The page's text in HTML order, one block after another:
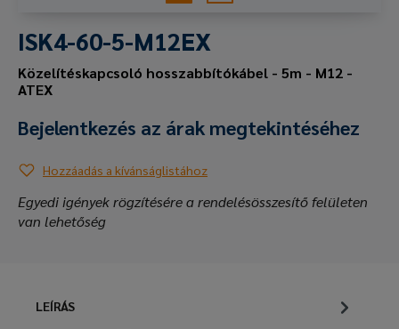
ISK4-60-5-M12EX
Közelítéskapcsoló hosszabbítókábel - 5m - M12 -
ATEX
Bejelentkezés az árak megtekintéséhez
Hozzáadás a kívánságlistához
Egyedi igények rögzítésére a rendelésösszesítő felületen
van lehetőség
LEÍRÁS